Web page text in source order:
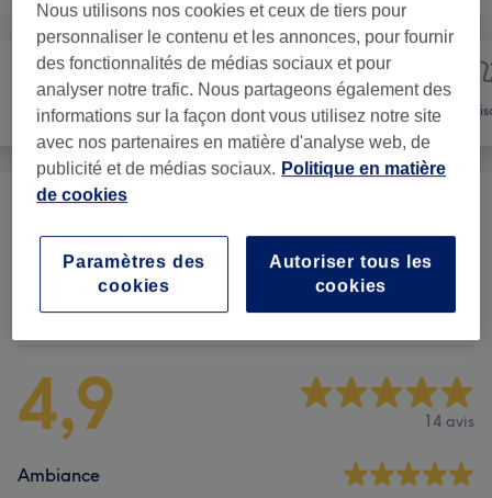
Manucure et
Beauté des pieds
Épilation
Avis sur l'établissement
4,9 14 avis
Ambiance
Nous utilisons nos cookies et ceux de tiers pour
personnaliser le contenu et les annonces, pour fournir
des fonctionnalités de médias sociaux et pour
analyser notre trafic. Nous partageons également des
informations sur la façon dont vous utilisez notre site
avec nos partenaires en matière d'analyse web, de
publicité et de médias sociaux. Politique en matière
de cookies
Autoriser tous les
cookies
Paramètres des
cookies